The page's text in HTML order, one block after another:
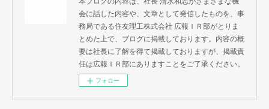
会に話した内容や、文章として発信したものを、事
務局である住友理工株式会社 広報ＩＲ部がとりま
とめた上で、ブログに掲載しております。内容の概
要は社長に了解を得て掲載しておりますが、掲載責
任は広報ＩＲ部にありますことをご了承ください。
フォロー